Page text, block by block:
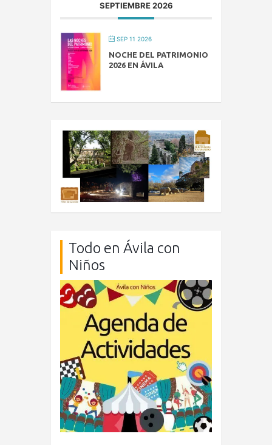
SEPTIEMBRE 2026
SEP 11 2026
NOCHE DEL PATRIMONIO
2026 EN ÁVILA
Todo en Ávila con
Niños